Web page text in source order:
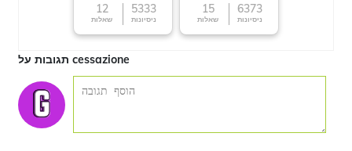
character
12
שאלות
5333
ניסיונות
15
שאלות
6373
ניסיונות
תגובות על cessazione